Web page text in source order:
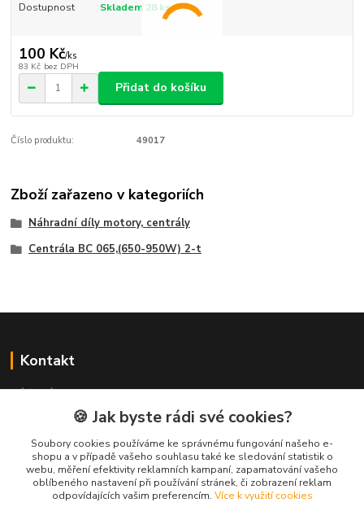
Dostupnost Skladem 28 ks
100 Kč/ks
83 Kč bez DPH
Přidat do košíku
Číslo produktu: 49017
Zboží zařazeno v kategoriích
Náhradní díly motory, centrály
Centrála BC 065,(650-950W) 2-t
Kontakt
+420 481 621 329
centraly@enhlava.cz
🍪 Jak byste rádi své cookies?
Soubory cookies používáme ke správnému fungování našeho e-
shopu a v případě vašeho souhlasu také ke sledování statistik o
webu, měření efektivity reklamních kampaní, zapamatování vašeho
oblíbeného nastavení při používání stránek, či zobrazení reklam
odpovídajících vašim preferencím. Více k využití cookies